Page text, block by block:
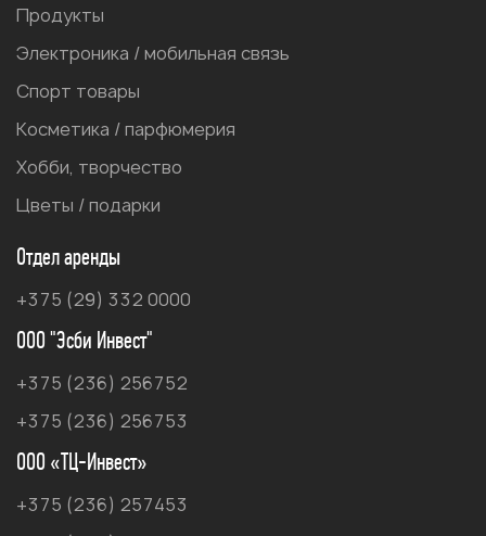
Продукты
Электроника / мобильная связь
Спорт товары
Косметика / парфюмерия
Хобби, творчество
Цветы / подарки
Отдел аренды
+375 (29) 332 0000
ООО "Эсби Инвест"
+375 (236) 256752
+375 (236) 256753
ООО «ТЦ-Инвест»
+375 (236) 257453